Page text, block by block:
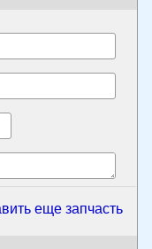
еще запчасть